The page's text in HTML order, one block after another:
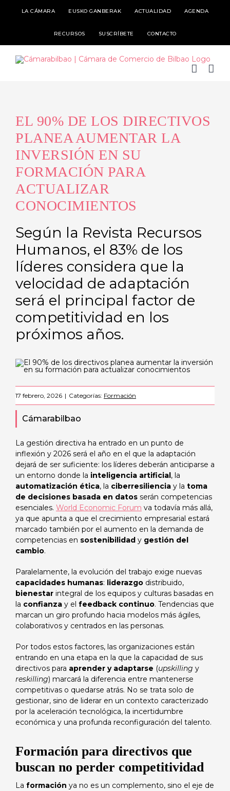
LA CÁMARA EUSKO GANBERAK ACTUALIDAD AGENDA
RECURSOS SUSCRÍBETE CONTACTO
EL 90% DE LOS DIRECTIVOS
PLANEA AUMENTAR LA
INVERSIÓN EN SU
FORMACIÓN PARA
ACTUALIZAR
CONOCIMIENTOS
Según la Revista Recursos
Humanos, el 83% de los
líderes considera que la
velocidad de adaptación
será el principal factor de
competitividad en los
próximos años.
17 febrero, 2026 | Categorías: Formación
Cámarabilbao
La gestión directiva ha entrado en un punto de
inflexión y 2026 será el año en el que la adaptación
dejará de ser suficiente: los líderes deberán anticiparse a
un entorno donde la inteligencia artificial , la
automatización ética, la ciberresiliencia y la toma
de decisiones basada en datos serán competencias
esenciales. World Economic Forum va todavía más allá,
ya que apunta a que el crecimiento empresarial estará
marcado también por el aumento en la demanda de
competencias en sostenibilidad y gestión del
cambio.
Paralelamente, la evolución del trabajo exige nuevas
capacidades humanas: liderazgo distribuido,
bienestar integral de los equipos y culturas basadas en
la confianza y el feedback continuo. Tendencias que
marcan un giro profundo hacia modelos más ágiles,
colaborativos y centrados en las personas.
Por todos estos factores, las organizaciones están
entrando en una etapa en la que la capacidad de sus
directivos para aprender y adaptarse (upskilling y
reskilling) marcará la diferencia entre mantenerse
competitivas o quedarse atrás. No se trata solo de
gestionar, sino de liderar en un contexto caracterizado
por la aceleración tecnológica, la incertidumbre
económica y una profunda reconfiguración del talento.
Formación para directivos que
buscan no perder competitividad
La formación ya no es un complemento, sino el eje de